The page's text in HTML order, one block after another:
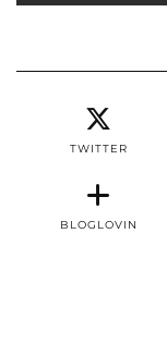
TWITTER
BLOGLOVIN